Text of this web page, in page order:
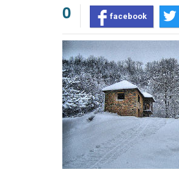
0 facebook
PrevNext